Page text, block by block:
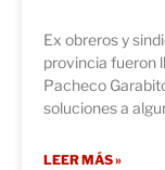
Ex obreros y
provincia fueron
Pacheco
soluciones a
LEER MÁS »